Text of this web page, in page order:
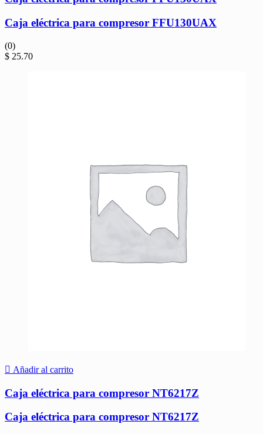
Caja eléctrica para compresor FFU130UAX
(0)
$ 25.70
Añadir al carrito
Caja eléctrica para compresor NT6217Z
Caja eléctrica para compresor NT6217Z